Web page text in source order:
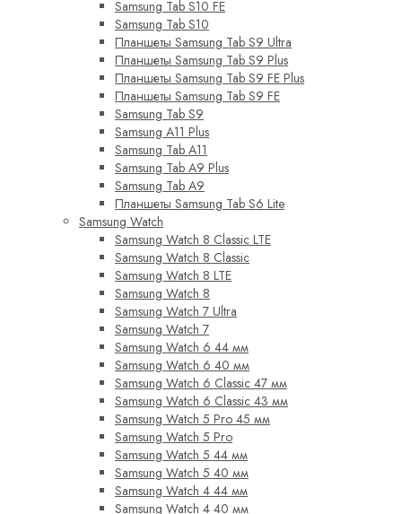
Samsung Tab S10 FE
Samsung Tab S10
Планшеты Samsung Tab S9 Ultra
Планшеты Samsung Tab S9 Plus
Планшеты Samsung Tab S9 FE Plus
Планшеты Samsung Tab S9 FE
Samsung Tab S9
Samsung A11 Plus
Samsung Tab A11
Samsung Tab A9 Plus
Samsung Tab A9
Планшеты Samsung Tab S6 Lite
Samsung Watch
Samsung Watch 8 Classic LTE
Samsung Watch 8 Classic
Samsung Watch 8 LTE
Samsung Watch 8
Samsung Watch 7 Ultra
Samsung Watch 7
Samsung Watch 6 44 мм
Samsung Watch 6 40 мм
Samsung Watch 6 Classic 47 мм
Samsung Watch 6 Classic 43 мм
Samsung Watch 5 Pro 45 мм
Samsung Watch 5 Pro
Samsung Watch 5 44 мм
Samsung Watch 5 40 мм
Samsung Watch 4 44 мм
Samsung Watch 4 40 мм